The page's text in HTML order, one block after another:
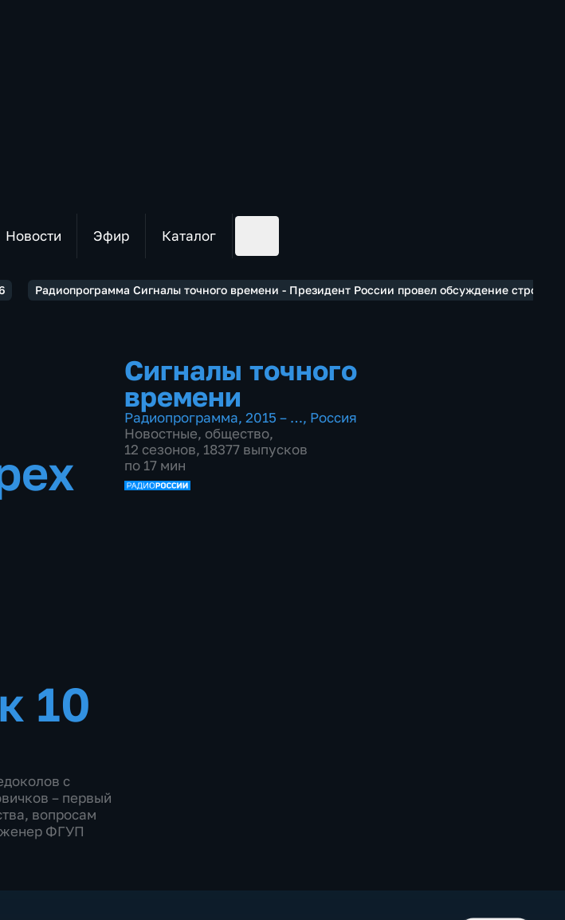
Новости Эфир Каталог
Радиопрограмма Сигналы точного времени - Президент России провел обсуждение
10
с
– первый
вопросам
ФГУП
Сигналы точного
времени
Радиопрограмма, 2015 – …, Россия
Новостные, общество,
12 сезонов, 18377 выпусков
по 17 мин